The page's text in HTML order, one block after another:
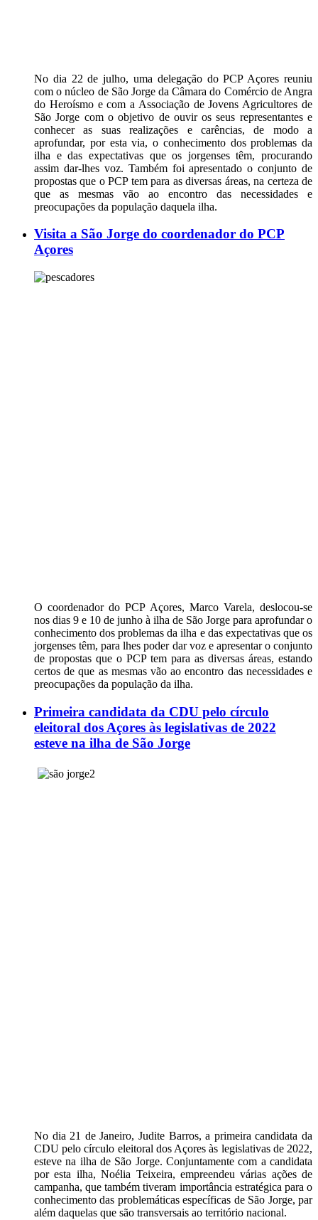
No dia 22 de julho, uma delegação do PCP Açores reuniu
com o núcleo de São Jorge da Câmara do Comércio de Angra
do Heroísmo e com a Associação de Jovens Agricultores de
São Jorge com o objetivo de ouvir os seus representantes e
conhecer as suas realizações e carências, de modo a
aprofundar, por esta via, o conhecimento dos problemas da
ilha e das expectativas que os jorgenses têm, procurando
assim dar-lhes voz. Também foi apresentado o conjunto de
propostas que o PCP tem para as diversas áreas, na certeza de
que as mesmas vão ao encontro das necessidades e
preocupações da população daquela ilha.
Visita a São Jorge do coordenador do PCP
Açores
O coordenador do PCP Açores, Marco Varela, deslocou-se
nos dias 9 e 10 de junho à ilha de São Jorge para aprofundar o
conhecimento dos problemas da ilha e das expectativas que os
jorgenses têm, para lhes poder dar voz e apresentar o conjunto
de propostas que o PCP tem para as diversas áreas, estando
certos de que as mesmas vão ao encontro das necessidades e
preocupações da população da ilha.
Primeira candidata da CDU pelo círculo
eleitoral dos Açores às legislativas de 2022
esteve na ilha de São Jorge
No dia 21 de Janeiro, Judite Barros, a primeira candidata da
CDU pelo círculo eleitoral dos Açores às legislativas de 2022,
esteve na ilha de São Jorge. Conjuntamente com a candidata
por esta ilha, Noélia Teixeira, empreendeu várias ações de
campanha, que também tiveram importância estratégica para o
conhecimento das problemáticas específicas de São Jorge, par
além daquelas que são transversais ao território nacional.